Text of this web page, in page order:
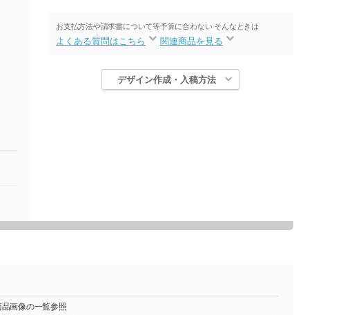
お支払方法や請求書について等
よくある質問はこちら
予算に合わない そんなときは
関連商品を見る
デザイン作成・入稿方法
画像の一覧参照